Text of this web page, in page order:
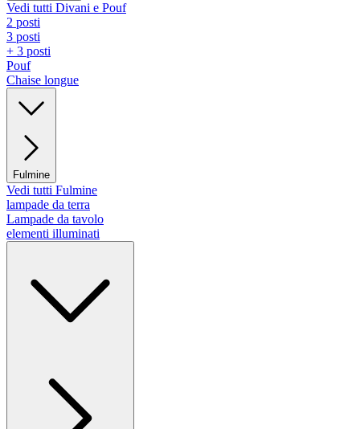
Vedi tutti Divani e Pouf
2 posti
3 posti
+ 3 posti
Pouf
Chaise longue
Fulmine
Vedi tutti Fulmine
lampade da terra
Lampade da tavolo
elementi illuminati